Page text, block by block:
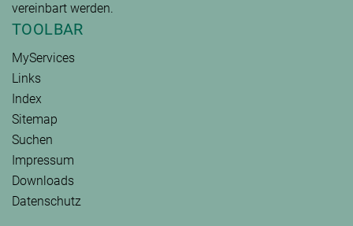
vereinbart werden.
TOOLBAR
MyServices
Links
Index
Sitemap
Suchen
Impressum
Downloads
Datenschutz